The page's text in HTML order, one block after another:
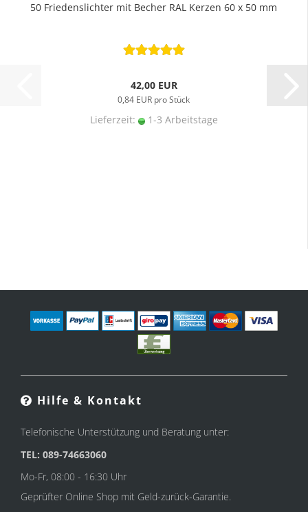
50 Friedenslichter mit Becher RAL Kerzen 60 x 50 mm
42,00 EUR
0,84 EUR pro Stück
Lieferzeit: 1-3 Arbeitstage
Hilfe & Kontakt
Telefonische Unterstützung und Beratung unter:
TEL: 089-74663060
Mo-Fr, 08:00 - 16:30 Uhr
Geprüfter Online Shop mit Geld-zurück-Garantie.